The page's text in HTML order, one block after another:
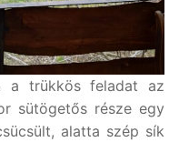
a trükkös feladat az
sütögetős része egy
alatta szép sík